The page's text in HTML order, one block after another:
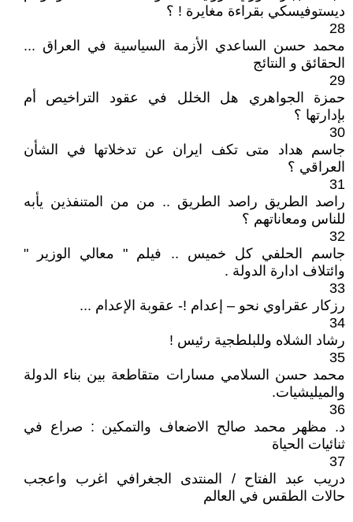
ديستوفيسكي بقراءة مغايرة ! ؟
28
محمد حسن الساعدي الأزمة السياسية في العراق ...
الحقائق و النتائج
29
حمزة الجواهري هل الخلل في عقود التراخيص أم
بإدارتها ؟
30
جاسم هداد متى تكف ايران عن تدخلاتها في الشأن
العراقي ؟
31
راصد الطريق راصد الطريق .. من من المتنفذين يأبه
للناس ومعاناتهم ؟
32
جاسم الحلفي كل خميس .. فيلم " معالي الوزير "
وائتلاف ادارة الدولة .
33
رزكار عقراوي نحو – إعدام !- عقوبة الإعدام ...
34
رشاد الشلاه وللبلطجية رئيس !
35
محمد حسن السلامي مسارات متقاطعة بين بناء الدولة
والميليشيات.
36
د. مظهر محمد صالح الاضعاف والتمكين : صراع في
ثنائيات الحياة
37
دريب عبد الفتاح / المنتدى الجغرافي اغرب واعجب
حالات الطقس في العالم